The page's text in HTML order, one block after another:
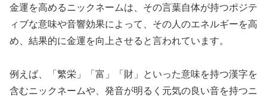
金運を高めるニックネームは、その言葉自体が持つポジテ
ィブな意味や音響効果によって、その人のエネルギーを高
め、結果的に金運を向上させると言われています。
例えば、「繁栄」「富」「財」といった意味を持つ漢字を
含むニックネームや、発音が明るく元気の良い音を持つニ